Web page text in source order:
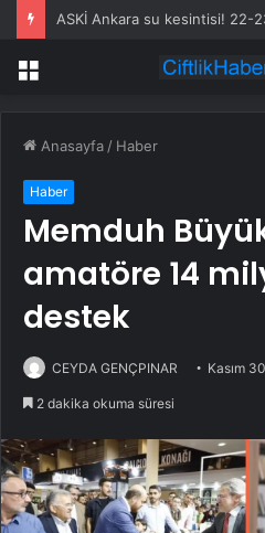
Menü
Anasayfa / Haber
Haber
Memduh
amatöre 14
destek
CEYDA GENÇPINAR Kasım
2 dakika okuma süresi